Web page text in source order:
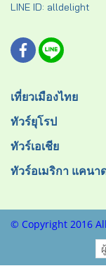
LINE ID: alldelight
เที่ยวเมืองไทย
ทัวร์ยุโรป
ทัวร์เอเชีย
ทัวร์อเมริกา แคนา
© Copyright 2016